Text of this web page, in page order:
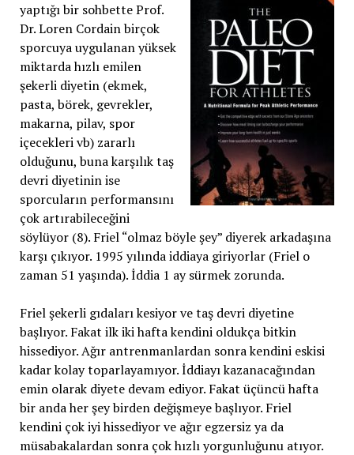
yaptığı bir sohbette Prof.
Dr. Loren Cordain birçok
sporcuya uygulanan yüksek
miktarda hızlı emilen
şekerli diyetin (ekmek,
pasta, börek, gevrekler,
makarna, pilav, spor
içecekleri vb) zararlı
olduğunu, buna karşılık taş
devri diyetinin ise
sporcuların performansını
çok artırabileceğini
söylüyor (8). Friel “olmaz böyle şey” diyerek arkadaşına
karşı çıkıyor. 1995 yılında iddiaya giriyorlar (Friel o
zaman 51 yaşında). İddia 1 ay sürmek zorunda.
Friel şekerli gıdaları kesiyor ve taş devri diyetine
başlıyor. Fakat ilk iki hafta kendini oldukça bitkin
hissediyor. Ağır antrenmanlardan sonra kendini eskisi
kadar kolay toparlayamıyor. İddiayı kazanacağından
emin olarak diyete devam ediyor. Fakat üçüncü hafta
bir anda her şey birden değişmeye başlıyor. Friel
kendini çok iyi hissediyor ve ağır egzersiz ya da
müsabakalardan sonra çok hızlı yorgunluğunu atıyor.